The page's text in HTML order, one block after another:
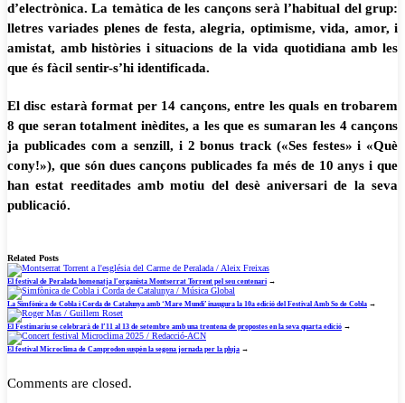
d’electrònica.La temàtica de les cançons serà l’habitual del grup:
lletresvariades plenes de festa, alegria, optimisme, vida, amor, i
amistat, ambhistòries i situacions de la vida quotidianaamb les
que és fàcil sentir-s’hi identificada.
El disc estarà format per 14 cançons,entre les quals en trobarem
8 que serantotalment inèdites, a les que es sumaran les 4 cançons
ja publicades com a senzill, i 2 bonus track («Ses festes» i «Què
cony!»), que són dues cançons publicades fa més de 10 anys i que
han estat reeditades amb motiu del desè aniversaride la seva
publicació.
Related Posts
El festival de Peralada homenatja l’organista Montserrat Torrent pel seu centenari →
La Simfònica de Cobla i Corda de Catalunya amb ‘Mare Mundi’ inaugura la 10a edició del Festival Amb So de Cobla →
El Festimariu se celebrarà de l’11 al 13 de setembre amb una trentena de propostes en la seva quarta edició →
El festival Microclima de Camprodon suspèn la segona jornada per la pluja →
Comments are closed.